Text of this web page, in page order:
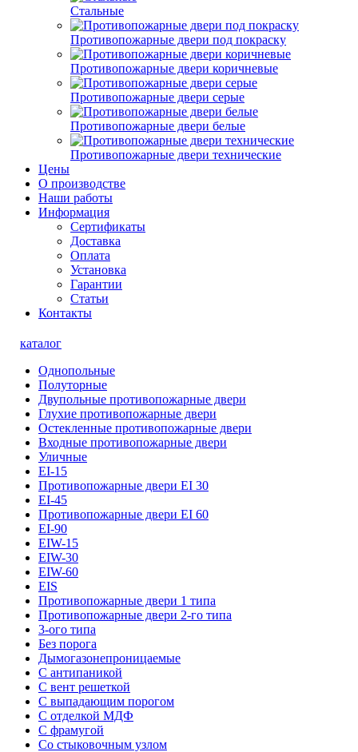
Стальные
Противопожарные двери под покраску
Противопожарные двери коричневые
Противопожарные двери серые
Противопожарные двери белые
Противопожарные двери технические
Цены
О производстве
Наши работы
Информация
Сертификаты
Доставка
Оплата
Установка
Гарантии
Статьи
Контакты
каталог
Однопольные
Полуторные
Двупольные противопожарные двери
Глухие противопожарные двери
Остекленные противопожарные двери
Входные противопожарные двери
Уличные
EI-15
Противопожарные двери EI 30
EI-45
Противопожарные двери EI 60
EI-90
EIW-15
EIW-30
EIW-60
EIS
Противопожарные двери 1 типа
Противопожарные двери 2-го типа
3-ого типа
Без порога
Дымогазонепроницаемые
С антипаникой
С вент решеткой
С выпадающим порогом
С отделкой МДФ
С фрамугой
Со стыковочным узлом